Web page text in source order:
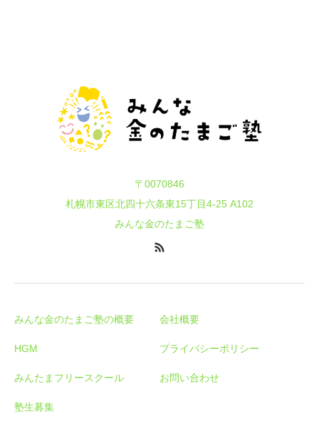
〒0070846
札幌市東区北四十六条東15丁目4-25 A102
みんな金のたまご塾
みんな金のたまご塾の概要
HGM
みんたまフリースクール
塾生募集
会社概要
プライバシーポリシー
お問い合わせ